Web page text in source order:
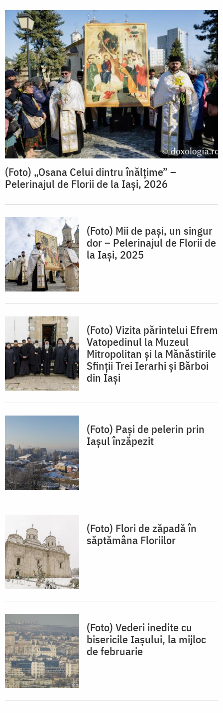
(Foto) „Osana Celui dintru înălțime” –
Pelerinajul de Florii de la Iași, 2026
(Foto) Mii de pași, un singur
dor – Pelerinajul de Florii de
la Iași, 2025
(Foto) Vizita părintelui Efrem
Vatopedinul la Muzeul
Mitropolitan și la Mănăstirile
Sfinții Trei Ierarhi și Bărboi
din Iași
(Foto) Pași de pelerin prin
Iașul înzăpezit
(Foto) Flori de zăpadă în
săptămâna Floriilor
(Foto) Vederi inedite cu
bisericile Iașului, la mijloc
de februarie